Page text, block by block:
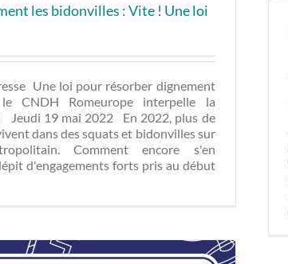
les bidonvilles : Vite ! Une loi
Une loi pour résorber dignement
CNDH Romeurope interpelle la
Jeudi 19 mai 2022 En 2022, plus de
dans des squats et bidonvilles sur
Comment encore s'en
d'engagements forts pris au début